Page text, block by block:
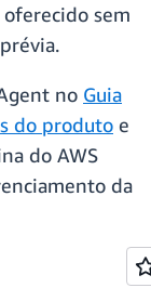
sem
no Guia
do produto e
do AWS
da